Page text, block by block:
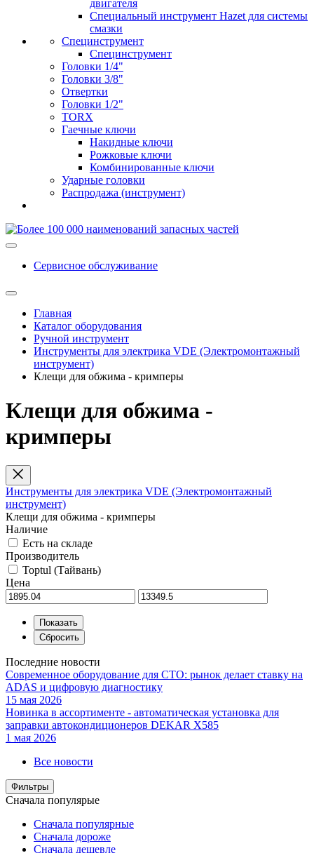
двигателя
Специальный инструмент Hazet для системы
смазки
Специнструмент
Специнструмент
Головки 1/4"
Головки 3/8"
Отвертки
Головки 1/2"
TORX
Гаечные ключи
Накидные ключи
Рожковые ключи
Комбинированные ключи
Ударные головки
Распродажа (инструмент)
Сервисное обслуживание
Главная
Каталог оборудования
Ручной инструмент
Инструменты для электрика VDE (Электромонтажный
инструмент)
Клещи для обжима - кримперы
Клещи для обжима -
кримперы
Инструменты для электрика VDE (Электромонтажный
инструмент)
Клещи для обжима - кримперы
Наличие
Есть на складе
Производитель
Toptul (Тайвань)
Цена
Последние новости
Современное оборудование для СТО: рынок делает ставку на
ADAS и цифровую диагностику
15 мая 2026
Новинка в ассортименте - автоматическая установка для
заправки автокондиционеров DEKAR X585
1 мая 2026
Все новости
Фильтры
Сначала популярые
Сначала популярные
Сначала дороже
Сначала дешевле